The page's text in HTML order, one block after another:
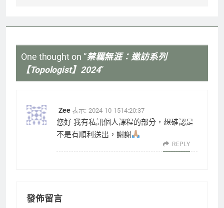
One thought on “禁羈無涯：邀訪系列
【Topologist】2024”
Zee 表示: 2024-10-1514:20:37
您好 我有私訊個人課程的部分，想確認是
不是有順利送出，謝謝
REPLY
發佈留言